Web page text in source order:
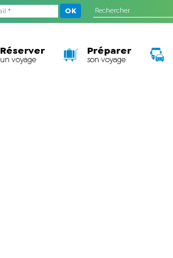
OK
Réserver
un voyage
Préparer
son voyage